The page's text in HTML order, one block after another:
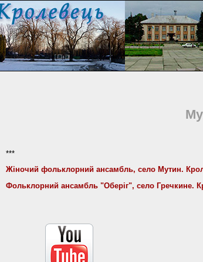
***
Жіночий фольклорний ансамбль, cело Мутин.
Фольклорний ансамбль "Оберіг", село Гречкине.